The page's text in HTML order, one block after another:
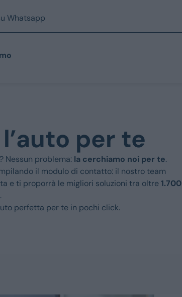
Whatsapp
Jeep
Alfa Romeo
per te
Nessun problema: la cerchiamo noi per te.
il modulo di contatto: il nostro team
e ti proporrà le migliori soluzioni tra oltre1.700
.
perfetta per te in pochi click.